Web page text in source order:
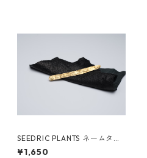
SEEDRIC PLANTS ネームタグ
NO.4（真鍮 日本製）
¥1,650